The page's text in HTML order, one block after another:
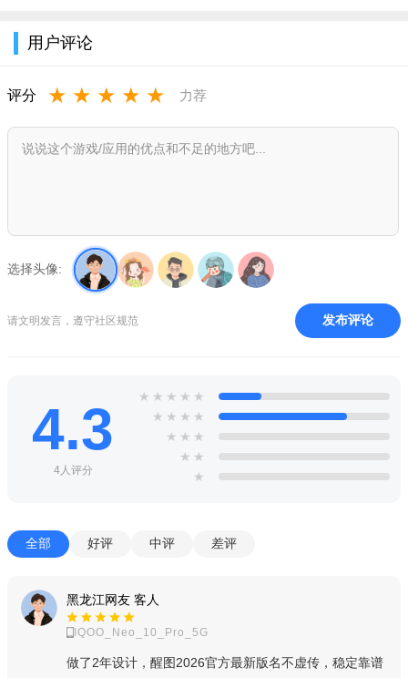
【质感肤质 一键美颜】
自然细腻不假白，轻松修出好肤色。
【立体五官 Get高级脸】
【精准美型 真实自然】
细节调整更精准，五官整体更自然。
鲂曰⒌鳎昝辣Ａ舾鋈颂卣鳌�
2.想要调整照片的细节可以进行放大或缩小继续设置。
3.不满意的设置可以撤回，进行重新的设置，十分的方便。
可。
1、协助更多需要进行图片编辑的朋友们，无论旋转，缩放，
剪辑等等，都会更加方便。
2、而且图片拼接还提供了许多模板，能够带来超多滤镜，设
用户评论
评分 ★ ★ ★ ★ ★ 力荐
选择头像:
请文明发言，遵守社区规范 发布评论
4.3
4人评分
★ ★ ★ ★ ★
★ ★ ★ ★
★ ★ ★
★ ★
★
全部 好评 中评 差评
黑龙江网友 客人
IQOO_Neo_10_Pro_5G
做了2年设计，醒图2026官方最新版名不虚传，稳定靠谱